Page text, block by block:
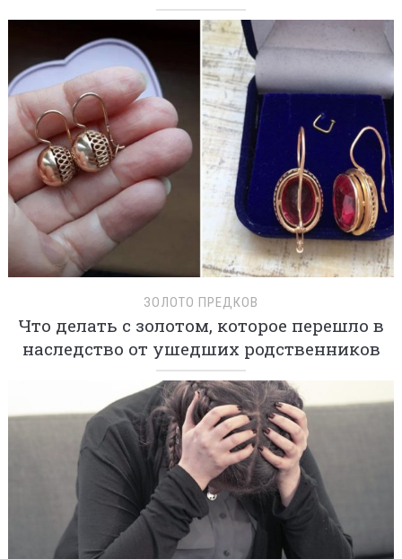
ЗОЛОТО ПРЕДКОВ
Что делать с золотом, которое перешло в
наследство от ушедших родственников